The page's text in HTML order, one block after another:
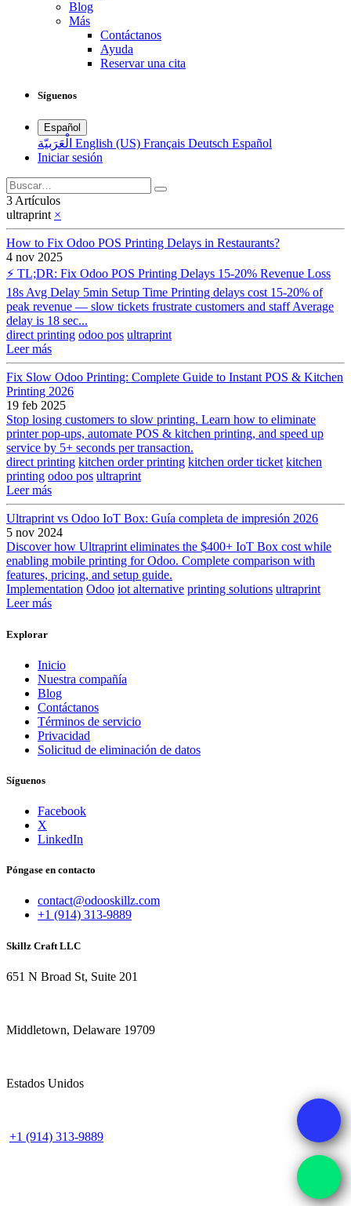
Blog
Más
Contáctanos
Ayuda
Reservar una cita
Síguenos
Español
الْعَرَبيّة English (US) Français Deutsch Español
Iniciar sesión
3 Artículos
ultraprint ×
How to Fix Odoo POS Printing Delays in Restaurants?
4 nov 2025
⚡ TL;DR: Fix Odoo POS Printing Delays 15-20% Revenue Loss
18s Avg Delay 5min Setup Time Printing delays cost 15-20% of
peak revenue — slow tickets frustrate customers and staff Average
delay is 18 sec...
direct printing odoo pos ultraprint
Leer más
Fix Slow Odoo Printing: Complete Guide to Instant POS & Kitchen
Printing 2026
19 feb 2025
Stop losing customers to slow printing. Learn how to eliminate
printer pop-ups, automate POS & kitchen printing, and speed up
service by 5+ seconds per transaction.
direct printing kitchen order printing kitchen order ticket kitchen
printing odoo pos ultraprint
Leer más
Ultraprint vs Odoo IoT Box: Guía completa de impresión 2026
5 nov 2024
Discover how Ultraprint eliminates the $400+ IoT Box cost while
enabling mobile printing for Odoo. Complete comparison with
features, pricing, and setup guide.
Implementation Odoo iot alternative printing solutions ultraprint
Leer más
Explorar
Inicio
Nuestra compañía
Blog
Contáctanos
Términos de servicio
Privacidad
Solicitud de eliminación de datos
Síguenos
Facebook
X
LinkedIn
Póngase en contacto
contact@odooskillz.com
+1 (914) 313-9889
Skillz Craft LLC
651 N Broad St, Suite 201
Middletown, Delaware 19709
Estados Unidos
+1 (914) 313-9889